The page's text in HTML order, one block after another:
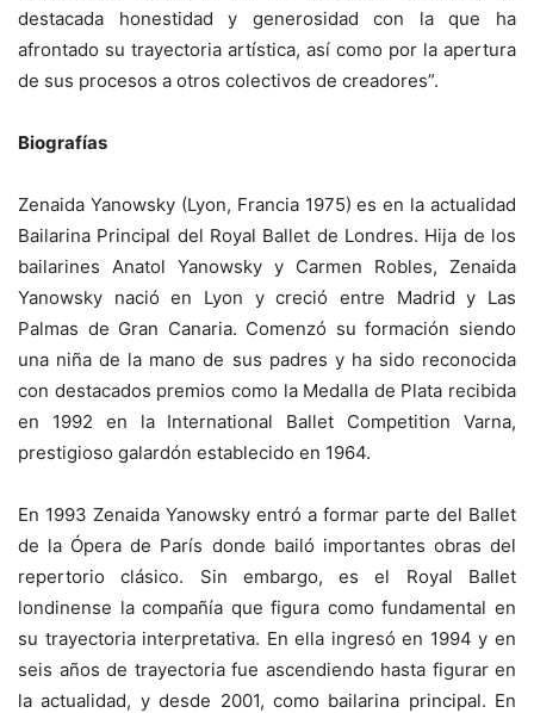
destacada honestidad y generosidad con la que ha
afrontado su trayectoria artística, así como por la apertura
de sus procesos a otros colectivos de creadores”.
Biografías
Zenaida Yanowsky (Lyon, Francia 1975) es en la actualidad
Bailarina Principal del Royal Ballet de Londres. Hija de los
bailarines Anatol Yanowsky y Carmen Robles, Zenaida
Yanowsky nació en Lyon y creció entre Madrid y Las
Palmas de Gran Canaria. Comenzó su formación siendo
una niña de la mano de sus padres y ha sido reconocida
con destacados premios como la Medalla de Plata recibida
en 1992 en la International Ballet Competition Varna,
prestigioso galardón establecido en 1964.
En 1993 Zenaida Yanowsky entró a formar parte del Ballet
de la Ópera de París donde bailó importantes obras del
repertorio clásico. Sin embargo, es el Royal Ballet
londinense la compañía que figura como fundamental en
su trayectoria interpretativa. En ella ingresó en 1994 y en
seis años de trayectoria fue ascendiendo hasta figurar en
la actualidad, y desde 2001, como bailarina principal. En